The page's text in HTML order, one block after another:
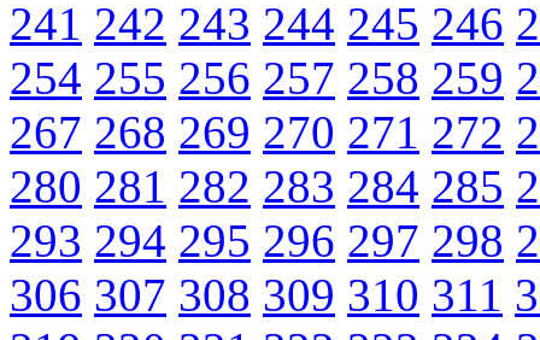
241 242 243 244 245 246
254 255 256 257 258 259
267 268 269 270 271 272
280 281 282 283 284 285
293 294 295 296 297 298
306 307 308 309 310 311